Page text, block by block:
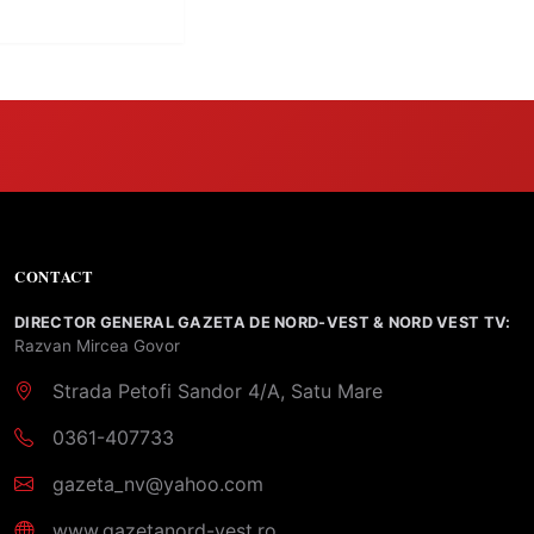
CONTACT
DIRECTOR GENERAL GAZETA DE NORD-VEST & NORD VEST TV:
Razvan Mircea Govor
Strada Petofi Sandor 4/A, Satu Mare
0361-407733
gazeta_nv@yahoo.com